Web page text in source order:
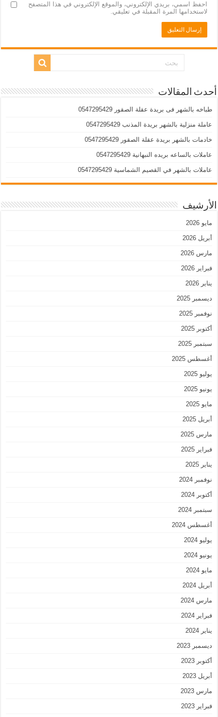
احفظ اسمي، بريدي الإلكتروني، والموقع الإلكتروني في هذا المتصفح
لاستخدامها المرة المقبلة في تعليقي.
أحدث المقالات
طباخه بالشهر فى بريدة عقلة الصقور 0547295429
عاملة منزلية بالشهر بريدة المذنب 0547295429
خادمات بالشهر بريدة عقلة الصقور 0547295429
عاملات بالساعه بريده النبهانية 0547295429
عاملات بالشهر في القصيم الشماسية 0547295429
الأرشيف
مايو 2026
أبريل 2026
مارس 2026
فبراير 2026
يناير 2026
ديسمبر 2025
نوفمبر 2025
أكتوبر 2025
سبتمبر 2025
أغسطس 2025
يوليو 2025
يونيو 2025
مايو 2025
أبريل 2025
مارس 2025
فبراير 2025
يناير 2025
نوفمبر 2024
أكتوبر 2024
سبتمبر 2024
أغسطس 2024
يوليو 2024
يونيو 2024
مايو 2024
أبريل 2024
مارس 2024
فبراير 2024
يناير 2024
ديسمبر 2023
أكتوبر 2023
أبريل 2023
مارس 2023
فبراير 2023